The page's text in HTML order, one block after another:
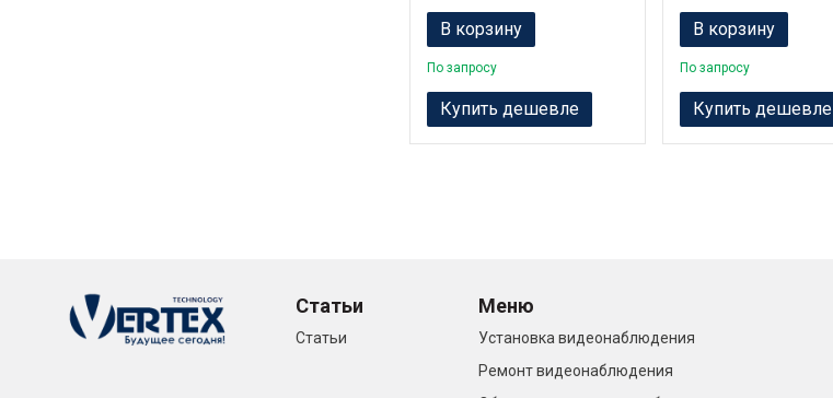
В корзину
По запросу
Купить дешевле
В корзину
По запросу
Купить дешевле
Статьи
Статьи
Меню
Установка видеонаблюдения
Ремонт видеонаблюдения